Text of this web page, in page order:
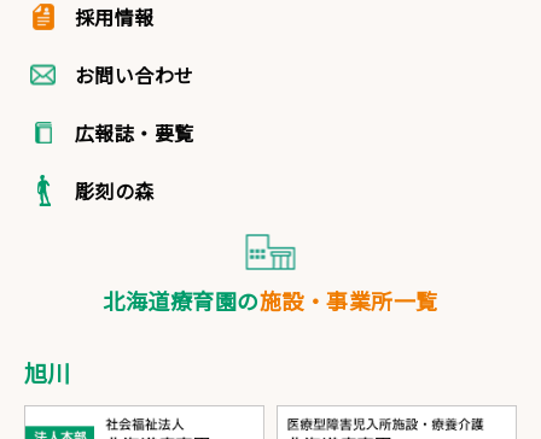
採用情報
お問い合わせ
広報誌・要覧
彫刻の森
北海道療育園の施設・事業所一覧
旭川